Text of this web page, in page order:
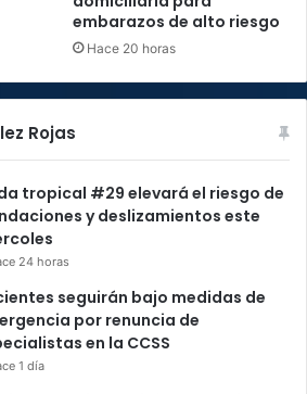
embarazos de alto riesgo
Hace 20 horas
Rojas
tropical #29 elevará el riesgo de
y deslizamientos este
24 horas
seguirán bajo medidas de
por renuncia de
en la CCSS
1 día